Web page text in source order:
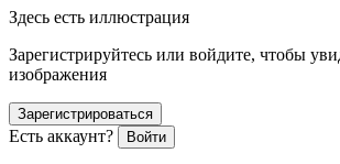
Здесь есть иллюстрация
Зарегистрируйтесь или войдите, чтобы
изображения
Зарегистрироваться
Есть аккаунт? Войти